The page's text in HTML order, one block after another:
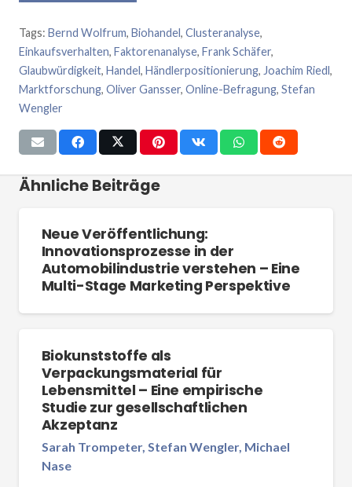
Tags: Bernd Wolfrum, Biohandel, Clusteranalyse,
Einkaufsverhalten, Faktorenanalyse, Frank Schäfer,
Glaubwürdigkeit, Handel, Händlerpositionierung, Joachim Riedl,
Marktforschung, Oliver Gansser, Online-Befragung, Stefan
Wengler
Ähnliche Beiträge
Neue Veröffentlichung:
Innovationsprozesse in der
Automobilindustrie verstehen – Eine
Multi-Stage Marketing Perspektive
Biokunststoffe als
Verpackungsmaterial für
Lebensmittel – Eine empirische
Studie zur gesellschaftlichen
Akzeptanz
Sarah Trompeter, Stefan Wengler, Michael
Nase